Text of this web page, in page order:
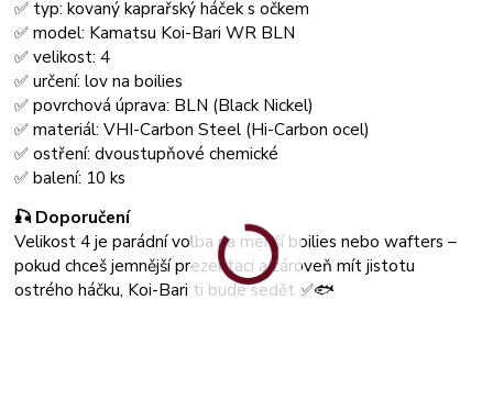
✅ typ: kovaný kaprařský háček s očkem
✅ model: Kamatsu Koi-Bari WR BLN
✅ velikost: 4
✅ určení: lov na boilies
✅ povrchová úprava: BLN (Black Nickel)
✅ materiál: VHI-Carbon Steel (Hi-Carbon ocel)
✅ ostření: dvoustupňové chemické
✅ balení: 10 ks
🎣 Doporučení
Velikost 4 je parádní volba na menší boilies nebo wafters –
pokud chceš jemnější prezentaci a zároveň mít jistotu
ostrého háčku, Koi-Bari ti bude sedět ✅🐟